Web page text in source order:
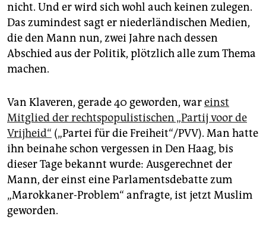
genossenschaft
epaper login
nicht. Und er wird sich wohl auch keinen zulegen.
Das zumindest sagt er niederländischen Medien,
die den Mann nun, zwei Jahre nach dessen
Abschied aus der Politik, plötzlich alle zum Thema
machen.
Van Klaveren, gerade 40 geworden, wareinst
Mitglied der rechtspopulistischen „Partij voor de
Vrijheid“ („Partei für die Freiheit“/PVV). Man hatte
ihn beinahe schon vergessen in Den Haag, bis
dieser Tage bekannt wurde: Ausgerechnet der
Mann, der einst eine Parlamentsdebatte zum
„Marokkaner-Problem“ anfragte, ist jetzt Muslim
geworden.